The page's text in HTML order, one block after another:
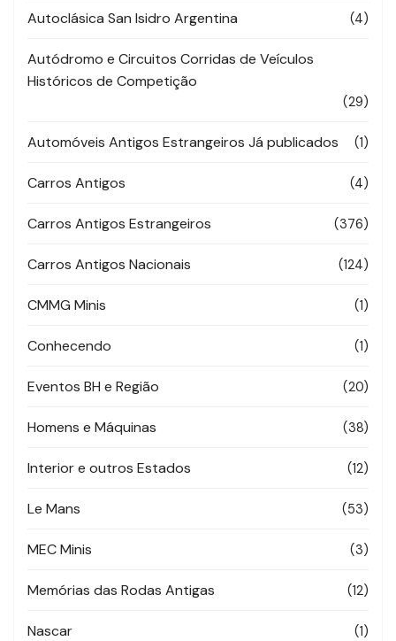
Autoclásica San Isidro Argentina (4)
Autódromo e Circuitos Corridas de Veículos
Históricos de Competição
(29)
Automóveis Antigos Estrangeiros Já publicados (1)
Carros Antigos (4)
Carros Antigos Estrangeiros (376)
Carros Antigos Nacionais (124)
CMMG Minis (1)
Conhecendo (1)
Eventos BH e Região (20)
Homens e Máquinas (38)
Interior e outros Estados (12)
Le Mans (53)
MEC Minis (3)
Memórias das Rodas Antigas (12)
Nascar (1)